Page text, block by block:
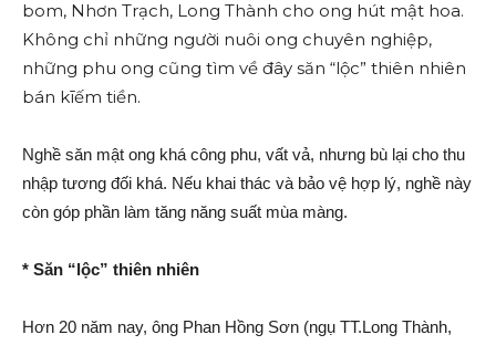
bо‌m, Nhơn Trạch, Long Thành cho ong hút mật hoa.
Không chỉ những người nuôi ong chuyên nghiệp,
những phu ong cũng tìm về đây săn “lộc” thiên nhiên
bán kīế‌m tiền.
Nghề săn mật ong khá công phu, vất vả, nhưng bù lại cho thu
nhập tương đối khá. Nếu khai thác và bảo vệ hợp lý, nghề này
còn góp phần làm tăng năng suất mùa màng.
* Săn “lộc” thiên nhiên
Hơn 20 năm nay, ông Phan Hồng Sơn (ngụ TT.Long Thành,